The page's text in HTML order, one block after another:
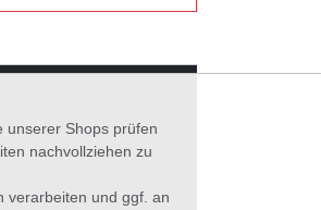
unserer Shops prüfen
nachvollziehen zu
verarbeiten und ggf. an